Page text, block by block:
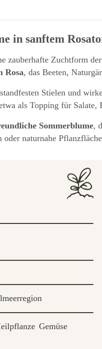
in sanftem
zauberhafte Zuchtform
Rosa, das Beeten,
Stielen und
als Topping für Salate,
Sommerblume,
naturnahe
Gemüse